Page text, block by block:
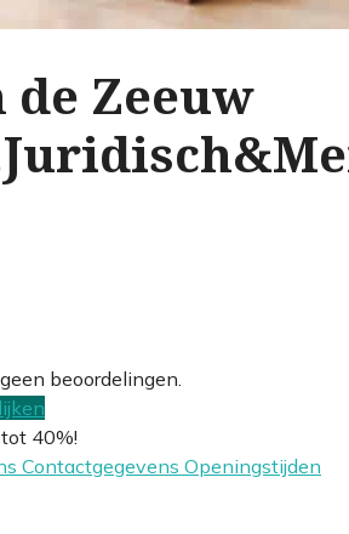
de Zeeuw
beoordelingen.
40%!
Contactgegevens Openingstijden